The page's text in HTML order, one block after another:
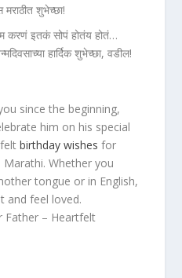
शुभेच्छा!
करणं इतकं सोपं होतंय होतं…
हार्दिक शुभेच्छा, वडील!
since the beginning,
him on his special
birthday wishes for
Marathi. Whether you
tongue or in English,
and feel loved.